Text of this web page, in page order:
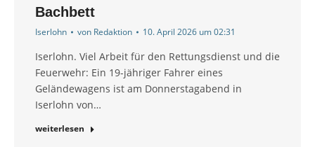
Bachbett
Iserlohn von Redaktion 10. April 2026 um 02:31
Iserlohn. Viel Arbeit für den Rettungsdienst und die
Feuerwehr: Ein 19-jähriger Fahrer eines
Geländewagens ist am Donnerstagabend in
Iserlohn von…
weiterlesen